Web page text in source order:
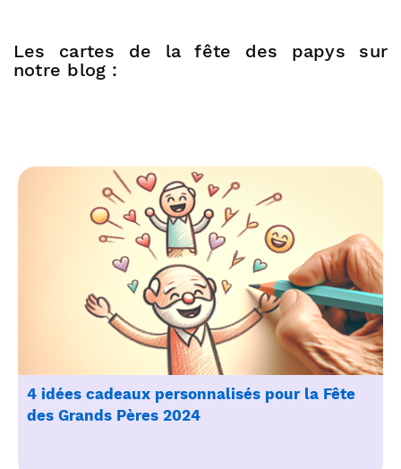
Les cartes de la fête des papys sur
notre blog :
4 idées cadeaux personnalisés pour la Fête
des Grands Pères 2024